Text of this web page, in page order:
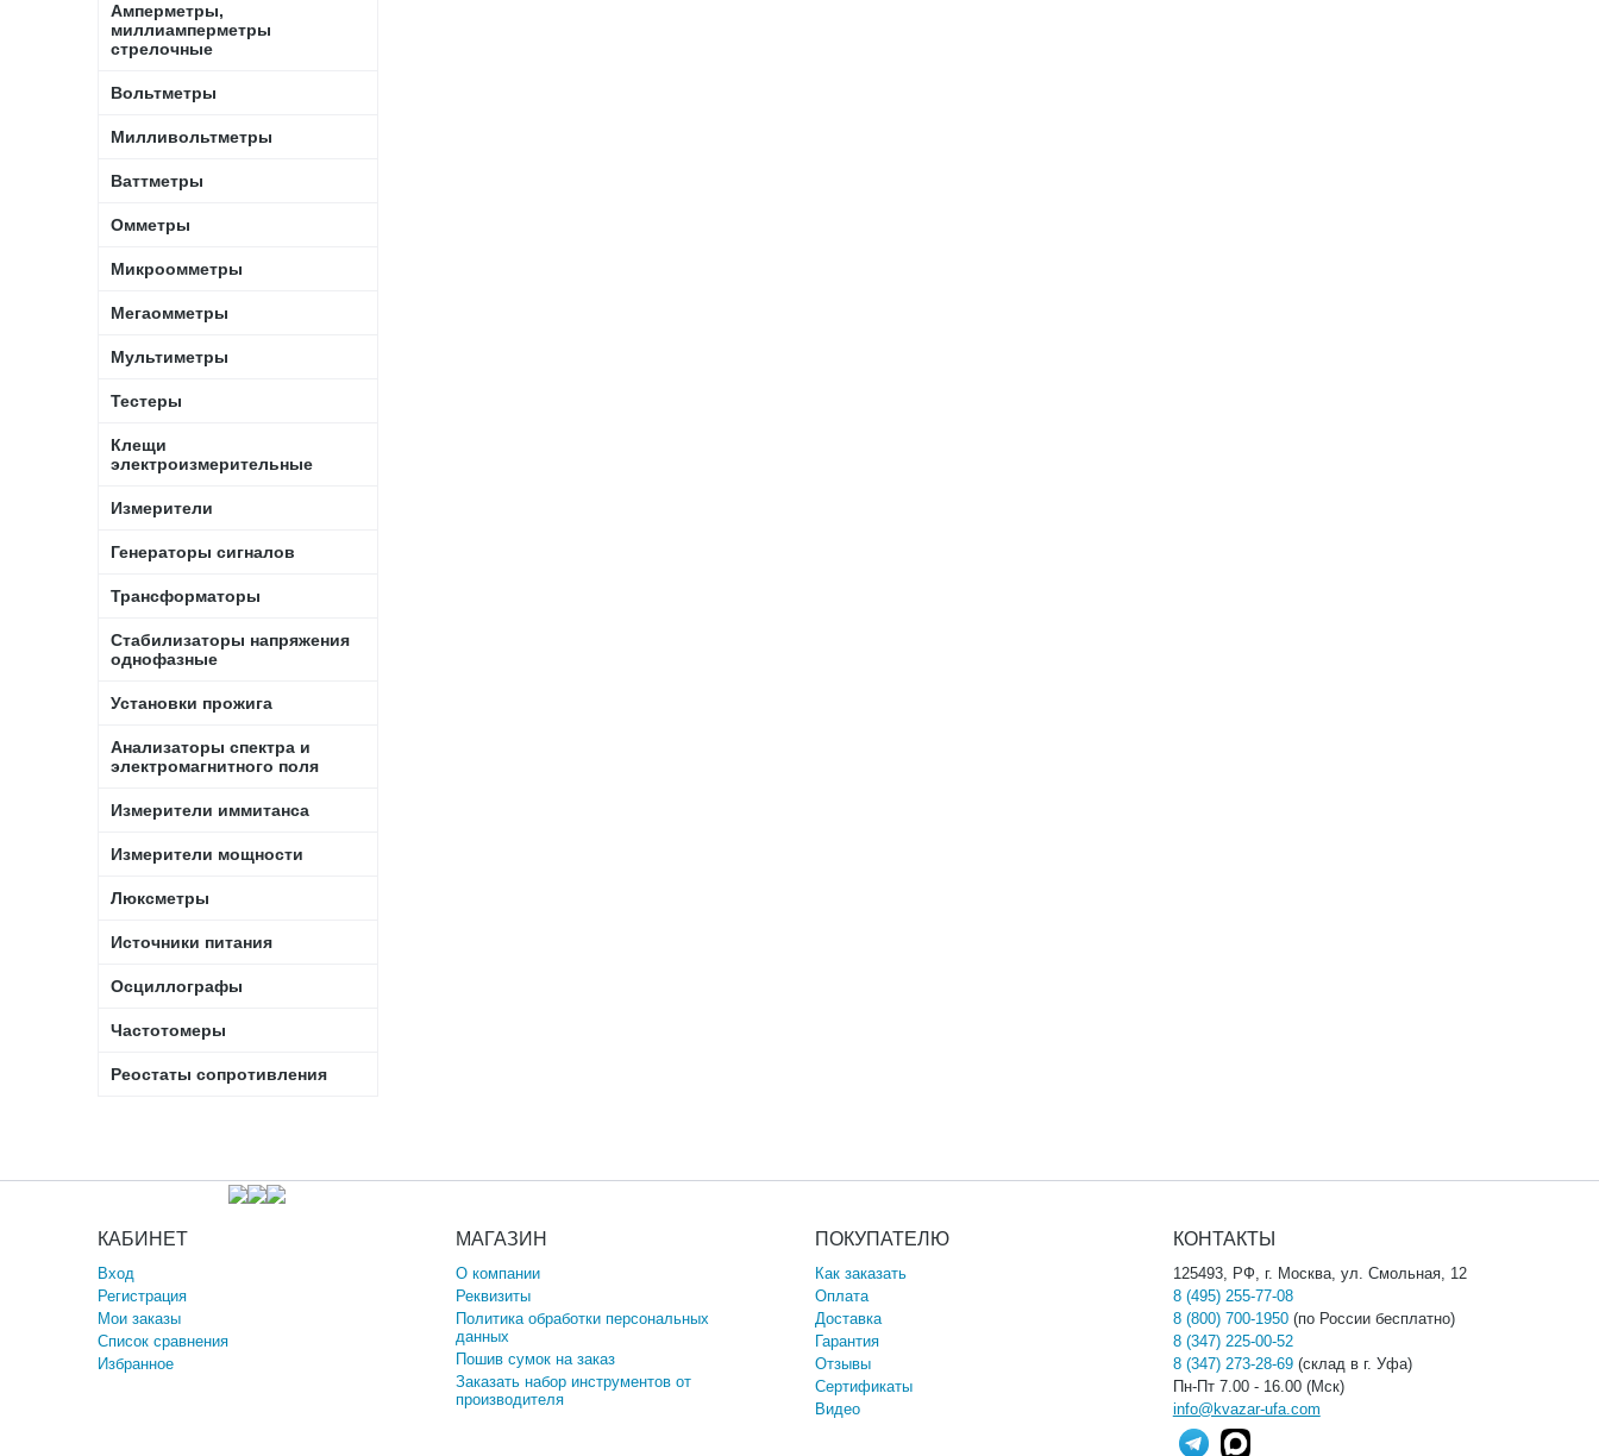
Амперметры,
миллиамперметры
стрелочные
Вольтметры
Милливольтметры
Ваттметры
Омметры
Микроомметры
Мегаомметры
Мультиметры
Тестеры
Клещи
электроизмерительные
Измерители
Генераторы сигналов
Трансформаторы
Стабилизаторы напряжения
однофазные
Установки прожига
Анализаторы спектра и
электромагнитного поля
Измерители иммитанса
Измерители мощности
Люксметры
Источники питания
Осциллографы
Частотомеры
Реостаты сопротивления
КАБИНЕТ
Вход
Регистрация
Мои заказы
Список сравнения
Избранное
МАГАЗИН
О компании
Реквизиты
Политика обработки персональных
данных
Пошив сумок на заказ
Заказать набор инструментов от
производителя
ПОКУПАТЕЛЮ
Как заказать
Оплата
Доставка
Гарантия
Отзывы
Сертификаты
Видео
КОНТАКТЫ
125493, РФ, г. Москва, ул. Смольная, 12
8 (495) 255-77-08
8 (800) 700-1950(по России бесплатно)
8 (347) 225-00-52
8 (347) 273-28-69(склад в г. Уфа)
Пн-Пт 7.00 - 16.00 (Мск)
info@kvazar-ufa.com